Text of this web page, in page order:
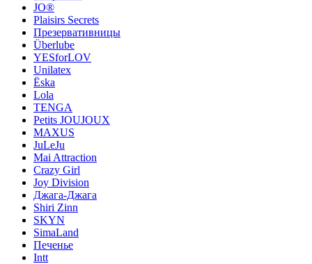
JO®
Plaisirs Secrets
Презервативницы
Überlube
YESforLOV
Unilatex
Ёska
Lola
TENGA
Petits JOUJOUX
MAXUS
JuLeJu
Mai Attraction
Crazy Girl
Joy Division
Джага-Джага
Shiri Zinn
SKYN
SimaLand
Печенье
Intt